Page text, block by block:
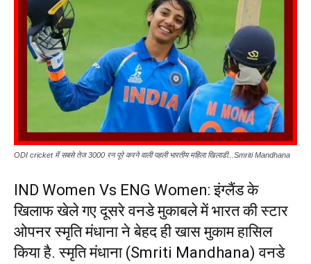
ODI cricket में सबसे तेज 3000 रन पूरे करने वाली पहली भारतीय महिला खिलाडी...Smriti Mandhana
IND Women Vs ENG Women: इंग्लैंड के
खिलाफ खेले गए दूसरे वनडे मुकाबले में भारत की स्टार
ओपनर स्मृति मंधाना ने बेहद ही खास मुकाम हासिल
किया है. स्मृति मंधाना (Smriti Mandhana) वनडे